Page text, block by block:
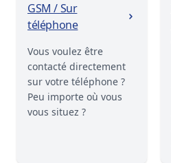
GSM / Sur
téléphone
Vous voulez être
contacté directement
sur votre téléphone ?
Peu importe où vous
vous situez ?